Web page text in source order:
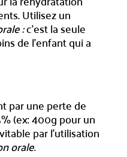
Utilisez un
:c’est la seule
de l’enfant qui a
par une perte de
(ex: 400g pour un
par l’utilisation
orale.